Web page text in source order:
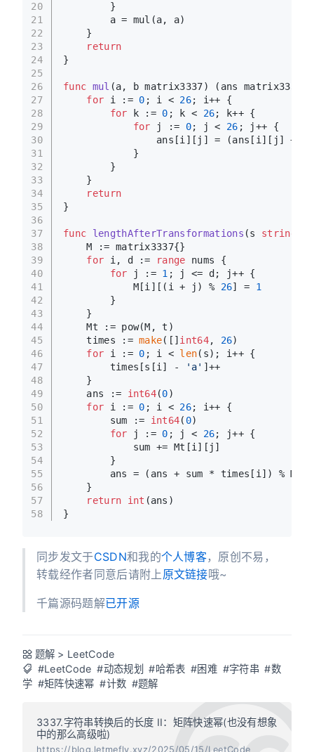
20
21
22
23
24
25
26
27
28
29
30
31
32
33
34
35
36
37
38
39
40
41
42
43
44
45
46
47
48
49
50
51
52
53
54
55
56
57
58
        }
        a = mul(a, a)
    }
return
}
func mul (a, b matrix3337)
(ans matrix3337)
for i := 0 ; i < 26; i++ {
for k := 0 ; k < 26; k++ {
for j := 0; j < 26 ; j++ {
ans[i][j] = (ans[i][j] +
            }
        }
    }
return
}
func lengthAfterTransformations (s string
    M := matrix3337{}
for i, d := range nums {
for j := 1 ; j <= d; j++ {
            M[i][(i + j) %
26] = 1
        }
    }
    Mt := pow(M, t)
    times :=
make([] int64, 26)
for i := 0 ; i < len(s); i++ {
        times[s[i] -
'a' ]++
    }
    ans :=
int64(0)
for i := 0 ; i < 26; i++ {
        sum :=
int64( 0)
for j := 0 ; j < 26; j++ {
            sum += Mt[i][j]
        }
ans = (ans + sum * times[i]) %
    }
return
int (ans)
}
同步发文于CSDN和我的个人博客，原创不易，
转载经作者同意后请附上原文链接哦~
千篇源码题解已开源
题解 > LeetCode
#LeetCode #动态规划 #哈希表 #困难 #字符串 #数
学 #矩阵快速幂 #计数 #题解
3337.字符串转换后的长度 II：矩阵快速幂(也没有想象
中的那么高级啦)
https://blog.letmefly.xyz/2025/05/15/LeetCode